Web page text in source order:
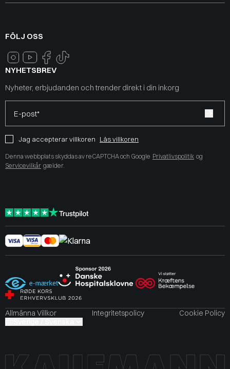
FÖLJ OSS
NYHETSBREV
Nyheter, erbjudanden och trender direkt i din inkorg
E-post*
Jag accepterar villkoren Läs villkoren
Denna webbplats skyddas av reCAPTCHA och Google Privatlivspolitik og
Servicevilkår gælder.
Allmänna Villkor Integritetspolicy
Cookie Policy